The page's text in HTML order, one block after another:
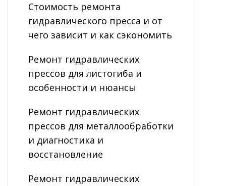
Стоимость ремонта
гидравлического пресса и от
чего зависит и как сэкономить
Ремонт гидравлических
прессов для листогиба и
особенности и нюансы
Ремонт гидравлических
прессов для металлообработки
и диагностика и
восстановление
Ремонт гидравлических